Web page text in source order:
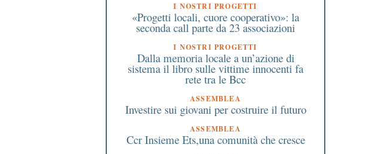
I NOSTRI PROGETTI
«Progetti locali, cuore cooperativo»: la
seconda call parte da 23 associazioni
I NOSTRI PROGETTI
Dalla memoria locale a un’azione di
sistema il libro sulle vittime innocenti fa
rete tra le Bcc
ASSEMBLEA
Investire sui giovani per costruire il futuro
ASSEMBLEA
Ccr Insieme Ets,una comunità che cresce